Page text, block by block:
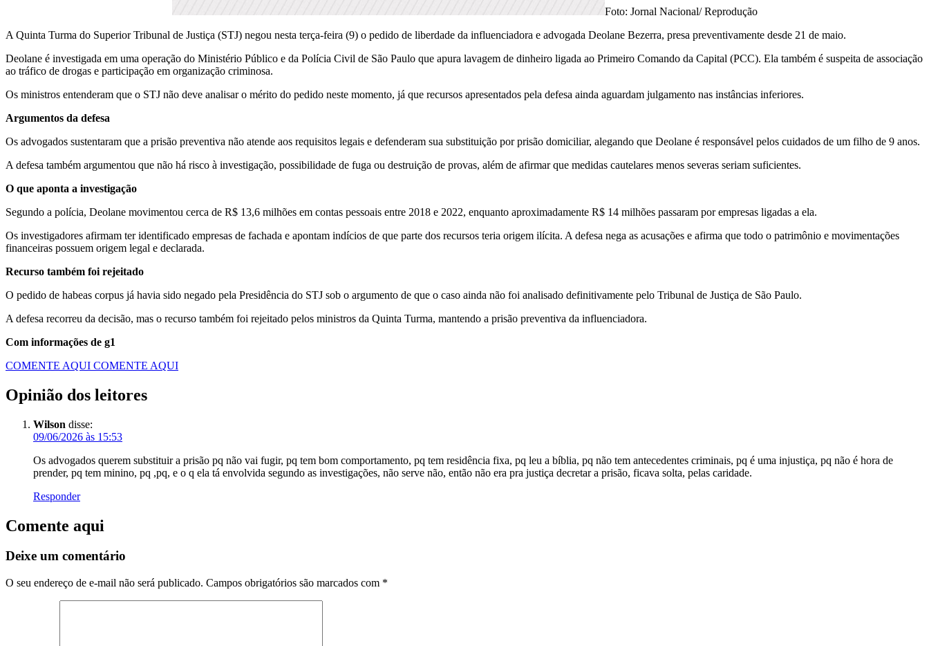
Foto: Jornal Nacional/ Reprodução
A Quinta Turma do Superior Tribunal de Justiça (STJ) negou nesta terça-feira (9) o pedido de liberdade da influenciadora e advogada Deolane Bezerra, presa preventivamente desde 21 de maio.
Deolane é investigada em uma operação do Ministério Público e da Polícia Civil de São Paulo que apura lavagem de dinheiro ligada ao Primeiro Comando da Capital (PCC). Ela também é suspeita de associação
ao tráfico de drogas e participação em organização criminosa.
Os ministros entenderam que o STJ não deve analisar o mérito do pedido neste momento, já que recursos apresentados pela defesa ainda aguardam julgamento nas instâncias inferiores.
Argumentos da defesa
Os advogados sustentaram que a prisão preventiva não atende aos requisitos legais e defenderam sua substituição por prisão domiciliar, alegando que Deolane é responsável pelos cuidados de um filho de 9 anos.
A defesa também argumentou que não há risco à investigação, possibilidade de fuga ou destruição de provas, além de afirmar que medidas cautelares menos severas seriam suficientes.
O que aponta a investigação
Segundo a polícia, Deolane movimentou cerca de R$ 13,6 milhões em contas pessoais entre 2018 e 2022, enquanto aproximadamente R$ 14 milhões passaram por empresas ligadas a ela.
Os investigadores afirmam ter identificado empresas de fachada e apontam indícios de que parte dos recursos teria origem ilícita. A defesa nega as acusações e afirma que todo o patrimônio e movimentações
financeiras possuem origem legal e declarada.
Recurso também foi rejeitado
O pedido de habeas corpus já havia sido negado pela Presidência do STJ sob o argumento de que o caso ainda não foi analisado definitivamente pelo Tribunal de Justiça de São Paulo.
A defesa recorreu da decisão, mas o recurso também foi rejeitado pelos ministros da Quinta Turma, mantendo a prisão preventiva da influenciadora.
Com informações de g1
COMENTE AQUI COMENTE AQUI
Opinião dos leitores
Wilson disse:
09/06/2026 às 15:53
Os advogados querem substituir a prisão pq não vai fugir, pq tem bom comportamento, pq tem residência fixa, pq leu a bíblia, pq não tem antecedentes criminais, pq é uma injustiça, pq não é hora de
prender, pq tem minino, pq ,pq, e o q ela tá envolvida segundo as investigações, não serve não, então não era pra justiça decretar a prisão, ficava solta, pelas caridade.
Responder
Comente aqui
Deixe um comentário
O seu endereço de e-mail não será publicado. Campos obrigatórios são marcados com *